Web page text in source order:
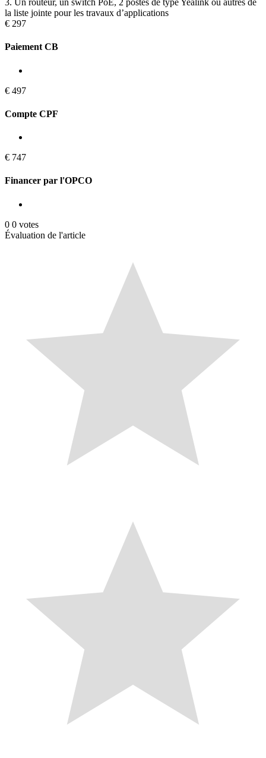
3. Un routeur, un switch PoE, 2 postes de type Yealink ou autres de
la liste jointe pour les travaux d’applications
€ 297
Paiement CB
€ 497
Compte CPF
€ 747
Financer par l'OPCO
0 0 votes
Évaluation de l'article